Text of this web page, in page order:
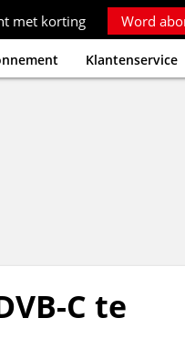
met korting Word
Klantenservice
C te